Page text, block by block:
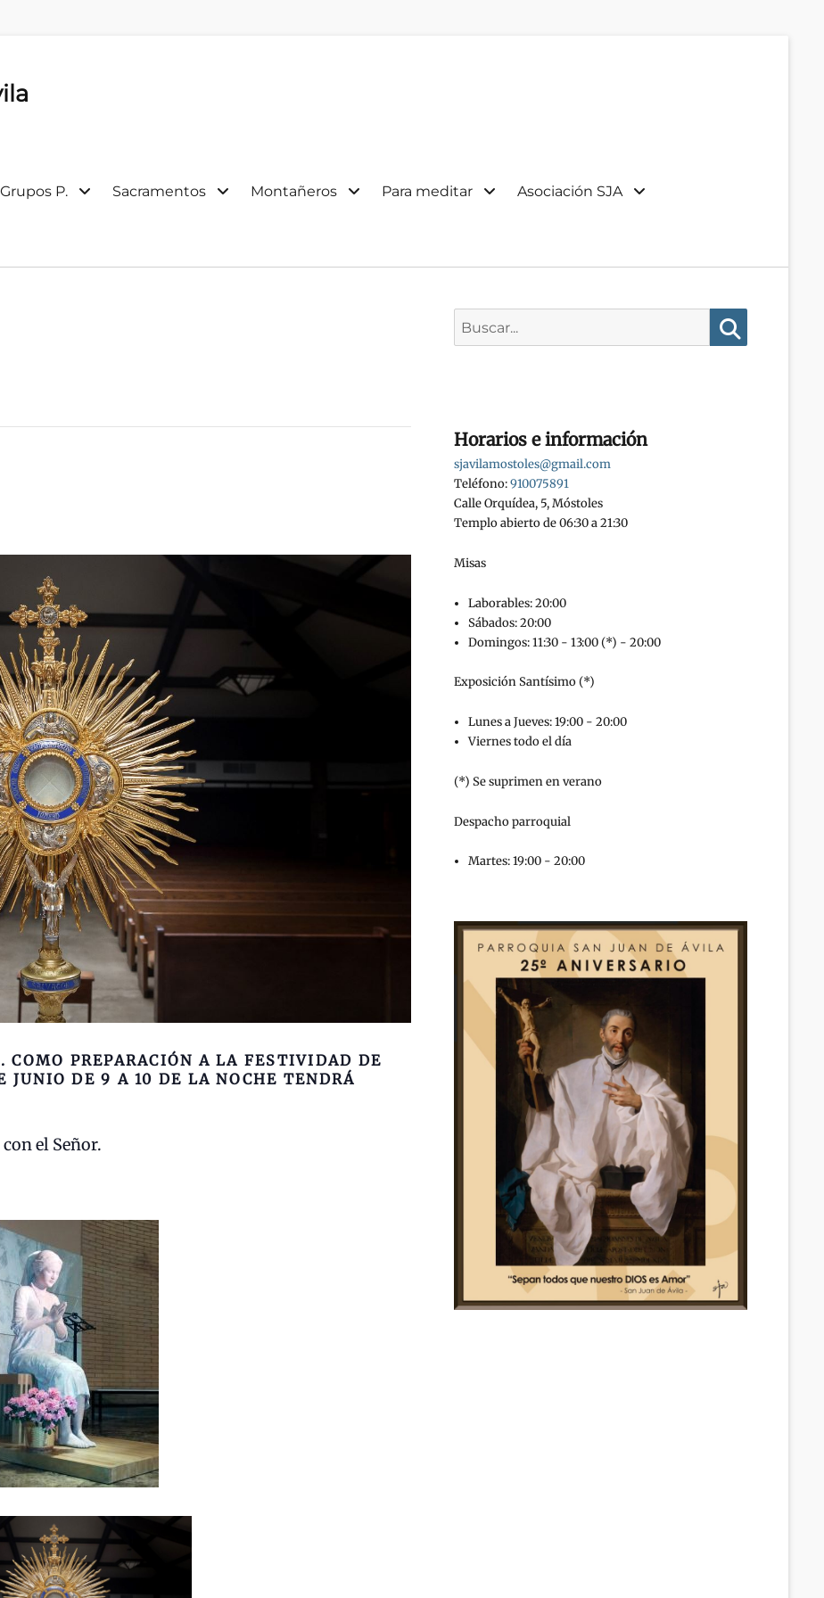
Grupos P. Sacramentos Montañeros Para meditar Asociación SJA
PREPARACIÓN A LA FESTIVIDAD DE
JUNIO DE 9 A 10 DE LA NOCHE TENDRÁ
el Señor.
Horarios e información
sjavilamostoles@gmail.com
Teléfono:910075891
Calle Orquídea, 5, Móstoles
Templo abierto de 06:30 a 21:30
Misas
Laborables: 20:00
Sábados: 20:00
Domingos: 11:30 - 13:00 (*) - 20:00
Exposición Santísimo (*)
Lunes a Jueves: 19:00 - 20:00
Viernes todo el día
(*) Se suprimen en verano
Despacho parroquial
Martes: 19:00 - 20:00